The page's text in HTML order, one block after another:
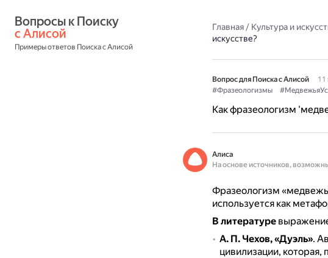
с Алисой
Примеры ответов Поиска с Алисой
Главная/ Культура и
искусстве?
Вопрос для Поиска с Алисой
11
#Фразеологизмы
Как фразеологизм
Алиса
На основе источников,
Фразеологизм
используется как
В литературе
А. П. Чехов, «Дуэль».
цивилизации, которая,